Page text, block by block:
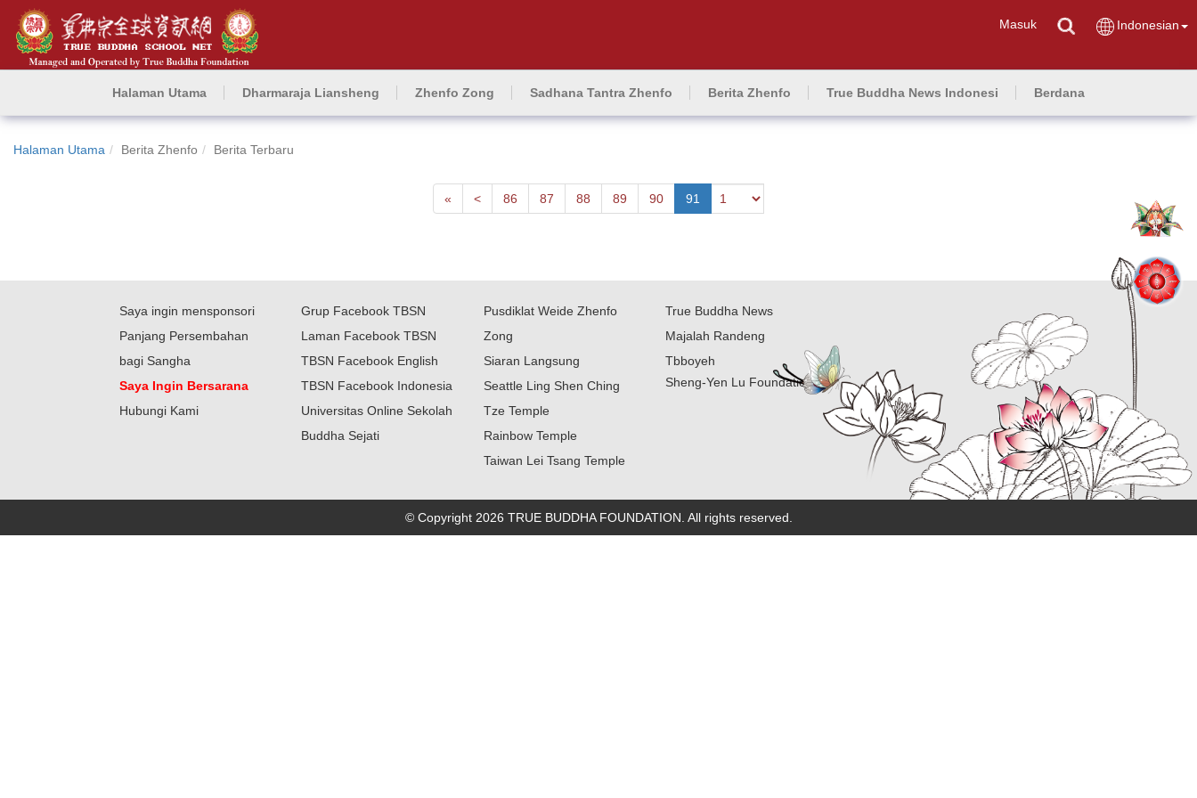
Masuk Indonesian
Halaman Utama Dharmaraja Liansheng Zhenfo Zong Sadhana Tantra Zhenfo Berita Zhenfo True Buddha News Indonesi Berdana
Halaman Utama Berita Zhenfo Berita Terbaru
« First<Next86 87 88 89 90 91
Saya ingin mensponsori
Panjang Persembahan
bagi Sangha
Saya Ingin Bersarana
Hubungi Kami
Grup Facebook TBSN
Laman Facebook TBSN
TBSN Facebook English
TBSN Facebook Indonesia
Universitas Online Sekolah
Buddha Sejati
Pusdiklat Weide Zhenfo
Zong
Siaran Langsung
Seattle Ling Shen Ching
Tze Temple
Rainbow Temple
Taiwan Lei Tsang Temple
True Buddha News
Majalah Randeng
Tbboyeh
Sheng-Yen Lu Foundation
© Copyright 2026 TRUE BUDDHA FOUNDATION. All rights reserved.